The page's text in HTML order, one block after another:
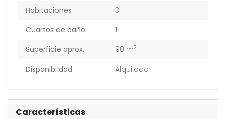
Habitaciones
3
Cuartos de baño
1
Superficie aprox.
90 m2
Disponibildad Alquilada
Características